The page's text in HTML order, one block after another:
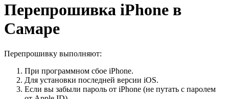
Перепрошивка iPhone в
Самаре
Перепрошивку выполняют:
При программном сбое iPhone.
Для установки последней версии iOS.
Если вы забыли пароль от iPhone (не путать с паролем